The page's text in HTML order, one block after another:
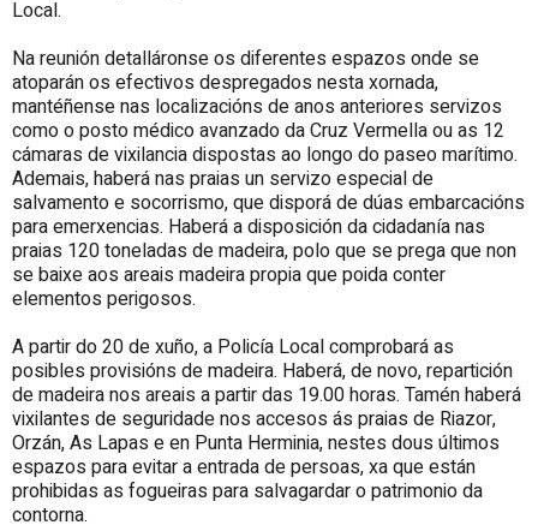
Local.
Na reunión detalláronse os diferentes espazos onde se
atoparán os efectivos despregados nesta xornada,
mantéñense nas localizacións de anos anteriores servizos
como o posto médico avanzado da Cruz Vermella ou as 12
cámaras de vixilancia dispostas ao longo do paseo marítimo.
Ademais, haberá nas praias un servizo especial de
salvamento e socorrismo, que disporá de dúas embarcacións
para emerxencias. Haberáa disposición da cidadanía nas
praias 120 toneladas de madeira, polo que se prega que non
se baixe aos areais madeira propia que poida conter
elementos perigosos.
A partir do 20 de xuño, a Policía Local comprobará as
posibles provisións de madeira. Haberá, de novo, repartición
de madeira nos areais a partir das 19.00 horas. Tamén haberá
vixilantes de seguridade nos accesos ás praias de Riazor,
Orzán, As Lapas e en Punta Herminia, nestes dous últimos
espazos para evitar a entrada de persoas, xa que están
prohibidas as fogueiras para salvagardar o patrimonio da
contorna.